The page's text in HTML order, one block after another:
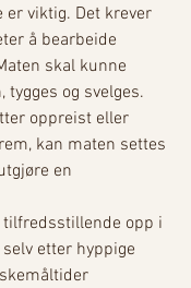
er viktig. Det krever
å bearbeide
skal kunne
og svelges.
oppreist eller
kan maten settes
en
tilfredsstillende opp i
etter hyppige